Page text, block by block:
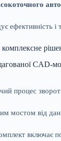
ефективність і
CAD-
процес
мостом від
включає